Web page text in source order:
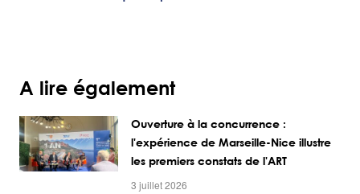
A lire également
Ouverture à la concurrence :
l'expérience de Marseille-Nice illustre
les premiers constats de l'ART
3 juillet 2026